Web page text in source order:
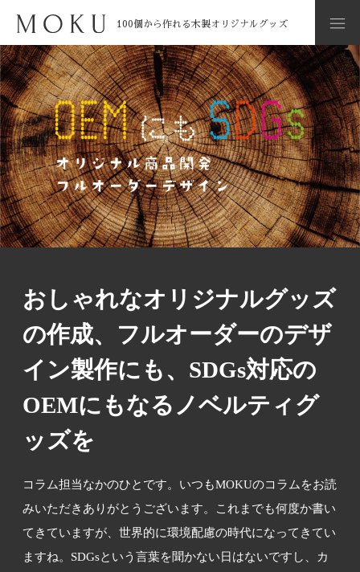
100個から作れる木製オリジナルグッズ
トップ
ページ>
ブ
ロ
グ
>
オーダ
ーのコ
ツ
>
おしゃれなオリジナルグッズの作成、フルオーダーのデザイ
ン製作にも、SDGs対応のOEMにもなるノベルティグッズを
おしゃれなオリジナルグッズ
の作成、フルオーダーのデザ
イン製作にも、SDGs対応の
OEMにもなるノベルティグ
ッズを
コラム担当なかのひとです。いつもMOKUのコラムをお読
みいただきありがとうございます。これまでも何度か書い
てきていますが、世界的に環境配慮の時代になってきてい
ますね。SDGsという言葉を聞かない日はないですし、カ